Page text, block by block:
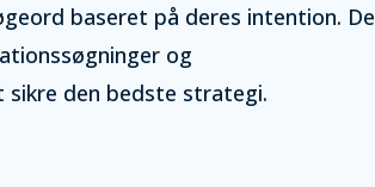
baseret på deres intention. De
og
sikre den bedste strategi.